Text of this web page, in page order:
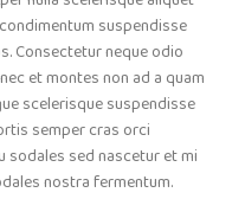
suspendisse
Consectetur neque odio
et montes non ad a quam
scelerisque suspendisse
semper cras orci
sed nascetur et mi
nostra fermentum.